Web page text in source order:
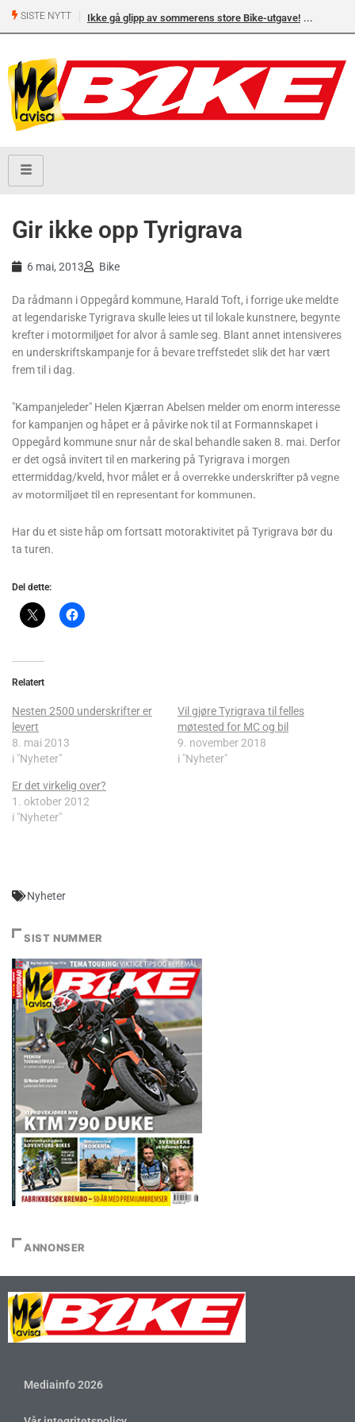
SISTE NYTT Ikke gå glipp av sommerens store Bike-utgave!
Gir ikke opp Tyrigrava
6 mai, 2013 Bike
Da rådmann i Oppegård kommune, Harald Toft, i forrige uke meldte
at legendariske Tyrigrava skulle leies ut til lokale kunstnere, begynte
krefter i motormiljøet for alvor å samle seg. Blant annet intensiveres
en underskriftskampanje for å bevare treffstedet slik det har vært
frem til i dag.
"Kampanjeleder" Helen Kjærran Abelsen melder om enorm interesse
for kampanjen og håpet er å påvirke nok til at Formannskapet i
Oppegård kommune snur når de skal behandle saken 8. mai. Derfor
er det også invitert til en markering på Tyrigrava i morgen
ettermiddag/kveld, hvor målet er å overrekke underskrifter på vegne
av motormiljøet til en representant for kommunen.
Har du et siste håp om fortsatt motoraktivitet på Tyrigrava bør du
ta turen.
Del dette:
Relatert
Nesten 2500 underskrifter er
levert
8. mai 2013
i "Nyheter"
Vil gjøre Tyrigrava til felles
møtested for MC og bil
9. november 2018
i "Nyheter"
Er det virkelig over?
1. oktober 2012
i "Nyheter"
Nyheter
SIST NUMMER
ANNONSER
Mediainfo 2026